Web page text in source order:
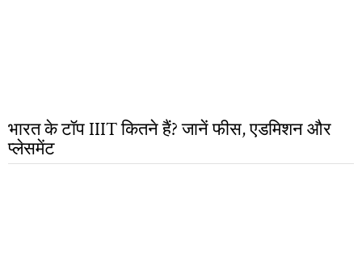
भारत के टॉप IIIT कितने हैं? जानें फीस, एडमिशन और
प्लेसमेंट